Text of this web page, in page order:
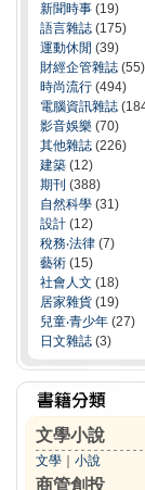
新聞時事 (19)
語言雜誌 (175)
運動休閒 (39)
財經企管雜誌 (55)
時尚流行 (494)
電腦資訊雜誌
影音娛樂 (70)
其他雜誌 (226)
建築 (12)
期刊 (388)
自然科學 (31)
設計 (12)
稅務‧法律 (7)
藝術 (15)
社會人文 (18)
居家雜貨 (19)
兒童‧青少年 (27)
日文雜誌 (3)
文學小說
文學 小說
商管創投